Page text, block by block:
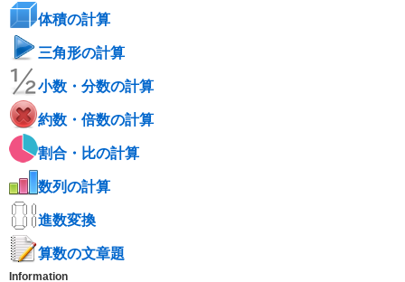
体積の計算
三角形の計算
小数・分数の計算
約数・倍数の計算
割合・比の計算
数列の計算
進数変換
算数の文章題
Information